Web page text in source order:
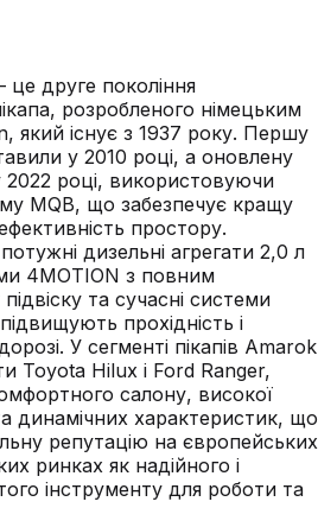
друге покоління
розробленого німецьким
який існує з 1937 року. Першу
у 2010 році, а оновлену
році, використовуючи
MQB, що забезпечує кращу
простору.
дизельні агрегати 2,0 л
4MOTION з повним
та сучасні системи
прохідність і
У сегменті пікапів Amarok
Toyota Hilux і Ford Ranger,
салону, високої
динамічних характеристик, що
репутацію на європейських
ринках як надійного і
інструменту для роботи та